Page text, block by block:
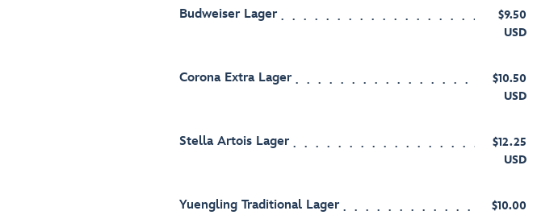
Budweiser Lager
$9.50
USD
Corona Extra Lager
$10.50
USD
Stella Artois Lager
$12.25
USD
Yuengling Traditional Lager
$10.00